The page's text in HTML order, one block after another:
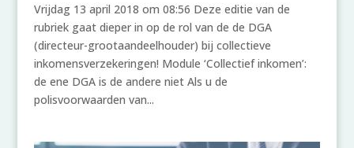
Vrijdag 13 april 2018 om 08:56 Deze editie van de
rubriek gaat dieper in op de rol van de de DGA
(directeur-grootaandeelhouder) bij collectieve
inkomensverzekeringen! Module ‘Collectief inkomen’:
de ene DGA is de andere niet Als u de
polisvoorwaarden van...